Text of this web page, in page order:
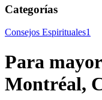
Categorías
Consejos Espirituales1
Para
Montréal,